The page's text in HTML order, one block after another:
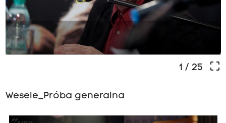
-
crop_free
1 / 25
Wesele_Próba generalna